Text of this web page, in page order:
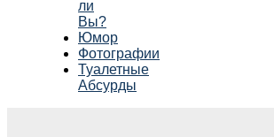
ли
Вы?
Юмор
Фотографии
Туалетные
Абсурды